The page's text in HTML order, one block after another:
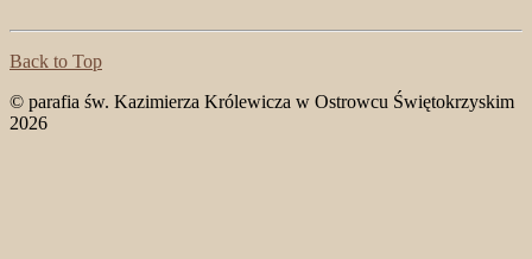
Back to Top
© parafia św. Kazimierza Królewicza w Ostrowcu Świętokrzyskim
2026